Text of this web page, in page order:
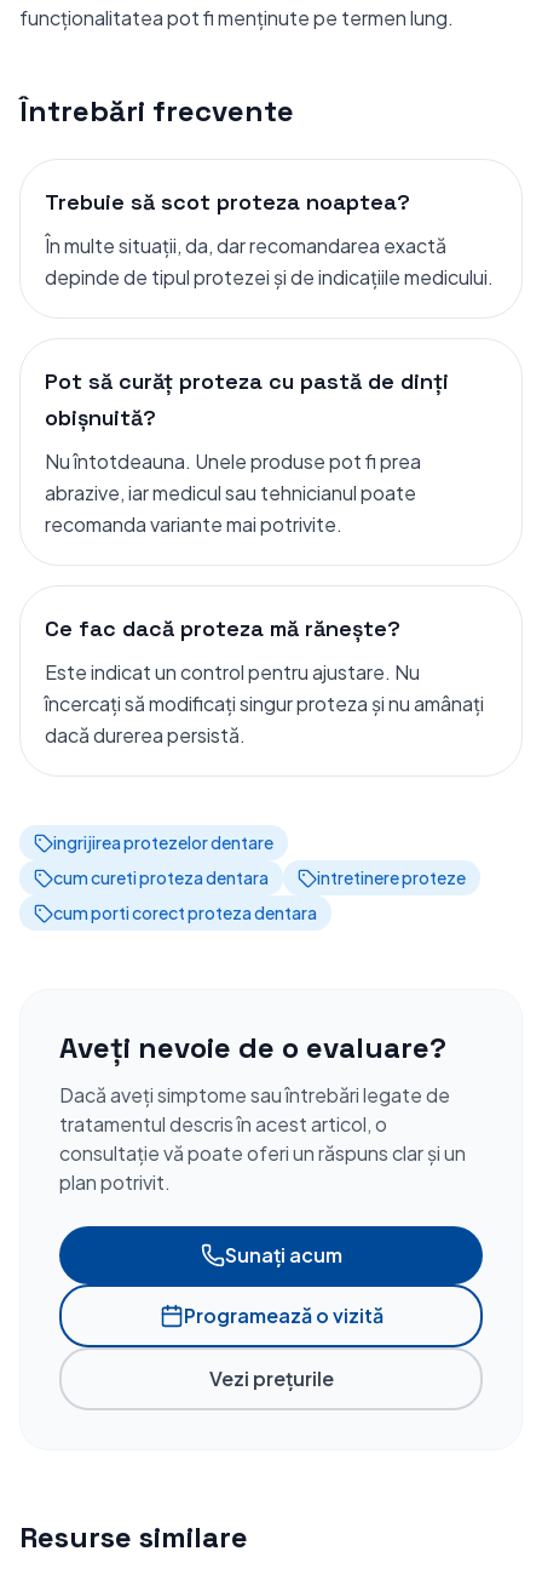
funcționalitatea pot fi menținute pe termen lung.
Întrebări frecvente
Trebuie să scot proteza noaptea?
În multe situații, da, dar recomandarea exactă
depinde de tipul protezei și de indicațiile medicului.
Pot să curăț proteza cu pastă de dinți
obișnuită?
Nu întotdeauna. Unele produse pot fi prea
abrazive, iar medicul sau tehnicianul poate
recomanda variante mai potrivite.
Ce fac dacă proteza mă rănește?
Este indicat un control pentru ajustare. Nu
încercați să modificați singur proteza și nu amânați
dacă durerea persistă.
ingrijirea protezelor dentare
cum cureti proteza dentara
intretinere proteze
cum porti corect proteza dentara
Aveți nevoie de o evaluare?
Dacă aveți simptome sau întrebări legate de
tratamentul descris în acest articol, o
consultație vă poate oferi un răspuns clar și un
plan potrivit.
Sunați acum
Programează o vizită
Vezi prețurile
Resurse similare